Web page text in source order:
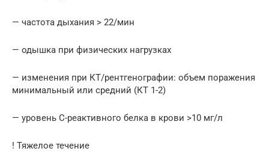
— частота дыхания > 22/мин
— одышка при физических нагрузках
— изменения при КТ/рентгенографии: объем поражения
минимальный или средний (КТ 1-2)
— уровень С-реактивного белка в крови >10 мг/л
! Тяжелое течение